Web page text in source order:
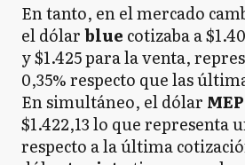
En tanto, en el mercado
el dólarblue cotizaba a
y $1.425 para la venta,
0,35% respecto que las
En simultáneo, el dólar
$1.422,13 lo que representa
respecto a la última